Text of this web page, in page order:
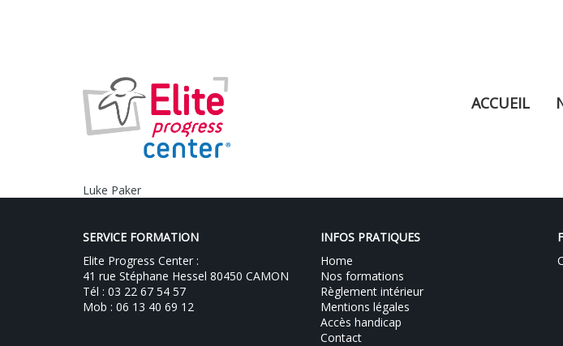
ACCUEIL
Luke Paker
SERVICE FORMATION
Elite Progress Center :
41 rue Stéphane Hessel 80450 CAMON
Tél : 03 22 67 54 57
Mob : 06 13 40 69 12
INFOS PRATIQUES
Home
Nos formations
Règlement intérieur
Mentions légales
Accès handicap
Contact